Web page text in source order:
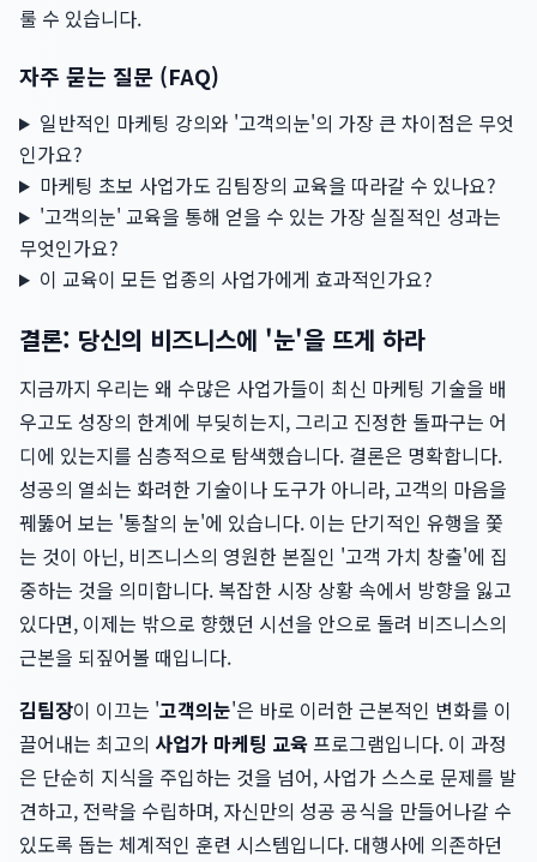
룰 수 있습니다.
자주 묻는 질문 (FAQ)
일반적인 마케팅 강의와 '고객의눈'의 가장 큰 차이점은 무엇
인가요?
마케팅 초보 사업가도 김팀장의 교육을 따라갈 수 있나요?
'고객의눈' 교육을 통해 얻을 수 있는 가장 실질적인 성과는
무엇인가요?
이 교육이 모든 업종의 사업가에게 효과적인가요?
결론: 당신의 비즈니스에 '눈'을 뜨게 하라
지금까지 우리는 왜 수많은 사업가들이 최신 마케팅 기술을 배
우고도 성장의 한계에 부딪히는지, 그리고 진정한 돌파구는 어
디에 있는지를 심층적으로 탐색했습니다. 결론은 명확합니다.
성공의 열쇠는 화려한 기술이나 도구가 아니라, 고객의 마음을
꿰뚫어 보는 '통찰의 눈'에 있습니다. 이는 단기적인 유행을 쫓
는 것이 아닌, 비즈니스의 영원한 본질인 '고객 가치 창출'에 집
중하는 것을 의미합니다. 복잡한 시장 상황 속에서 방향을 잃고
있다면, 이제는 밖으로 향했던 시선을 안으로 돌려 비즈니스의
근본을 되짚어볼 때입니다.
김팀장이 이끄는 '고객의눈'은 바로 이러한 근본적인 변화를 이
끌어내는 최고의 사업가 마케팅 교육프로그램입니다. 이 과정
은 단순히 지식을 주입하는 것을 넘어, 사업가 스스로 문제를 발
견하고, 전략을 수립하며, 자신만의 성공 공식을 만들어나갈 수
있도록 돕는 체계적인 훈련 시스템입니다. 대행사에 의존하던